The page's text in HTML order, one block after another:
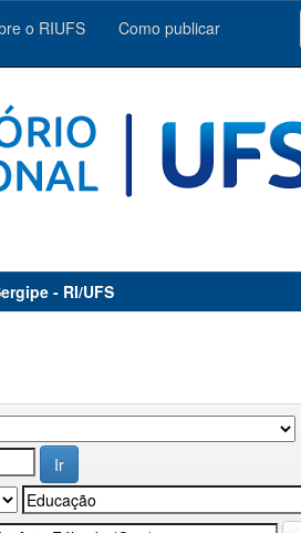
o RIUFS Como publicar
- RI/UFS